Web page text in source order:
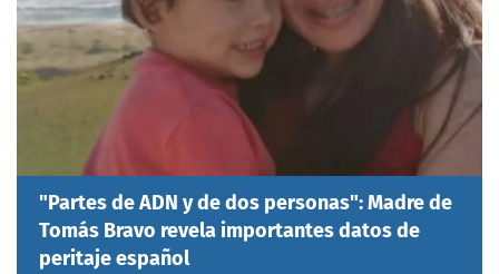
"Partes de ADN y de dos personas": Madre de
Tomás Bravo revela importantes datos de
peritaje español